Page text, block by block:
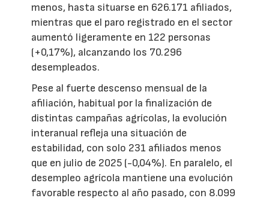
menos, hasta situarse en 626.171 afiliados,
mientras que el paro registrado en el sector
aumentó ligeramente en 122 personas
(+0,17%), alcanzando los 70.296
desempleados.
Pese al fuerte descenso mensual de la
afiliación, habitual por la finalización de
distintas campañas agrícolas, la evolución
interanual refleja una situación de
estabilidad, con solo 231 afiliados menos
que en julio de 2025 (-0,04%). En paralelo, el
desempleo agrícola mantiene una evolución
favorable respecto al año pasado, con 8.099